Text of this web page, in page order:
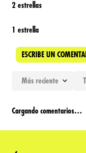
2 estrellas
1 estrella
ESCRIBE UN
Agregar
Más reciente
Cargando comentarios…